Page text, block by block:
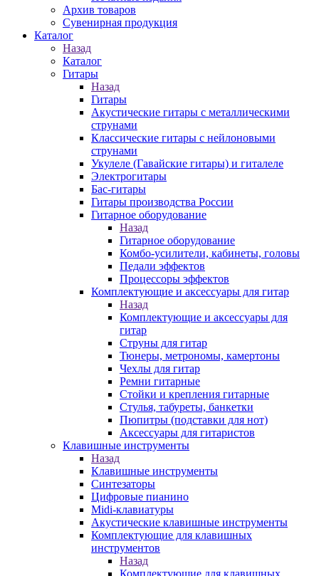
Архив товаров
Сувенирная продукция
Каталог
Назад
Каталог
Гитары
Назад
Гитары
Акустические гитары с металлическими
струнами
Классические гитары с нейлоновыми
струнами
Укулеле (Гавайские гитары) и гиталеле
Электрогитары
Бас-гитары
Гитары производства России
Гитарное оборудование
Назад
Гитарное оборудование
Комбо-усилители, кабинеты, головы
Педали эффектов
Процессоры эффектов
Комплектующие и аксессуары для гитар
Назад
Комплектующие и аксессуары для
гитар
Струны для гитар
Тюнеры, метрономы, камертоны
Чехлы для гитар
Ремни гитарные
Стойки и крепления гитарные
Стулья, табуреты, банкетки
Пюпитры (подставки для нот)
Аксессуары для гитаристов
Клавишные инструменты
Назад
Клавишные инструменты
Синтезаторы
Цифровые пианино
Midi-клавиатуры
Акустические клавишные инструменты
Комплектующие для клавишных
инструментов
Назад
Комплектующие для клавишных